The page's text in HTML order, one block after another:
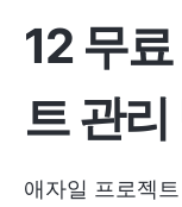
12 무
트 관
애자일 프로젝